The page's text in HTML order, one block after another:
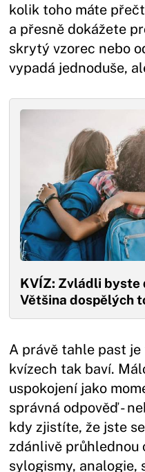
kolik toho máte
a přesně dokážete
skrytý vzorec nebo
vypadá jednoduše,
KVÍZ: Zvládli byste
Většina dospělých
A právě tahle past
kvízech tak baví.
uspokojení jako
správná odpověď -
kdy zjistíte, že jste
zdánlivě průhlednou
sylogismy, analogie,